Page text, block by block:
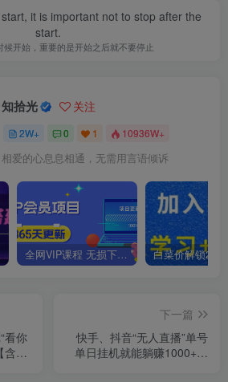
it is important not to stop after the
start.
候开始，重要的是开始之后就不要停止
知拾光 关注
2W+ 0 1 10936W+
相爱的心息息相通，无需用言语倾诉
者。 全网VIP课程 无损下载~
看你
含全
下一篇
快手、抖音“无人直播”单号
单日挂机就能躺赚1000+，